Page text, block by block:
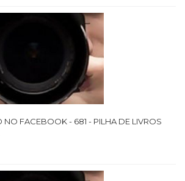
NO FACEBOOK - 681 - PILHA DE LIVROS